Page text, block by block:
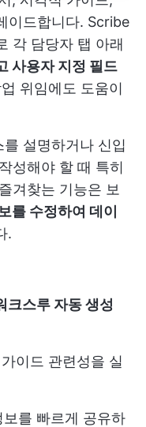
이드합니다. Scribe
각 담당자 탭 아래
사용자 지정 필드
위임에도 도움이
설명하거나 신입
성해야 할 때 특히
겨찾는 기능은 보
를 수정하여 데이
.
크스루 자동 생성
이드 관련성을 실
를 빠르게 공유하